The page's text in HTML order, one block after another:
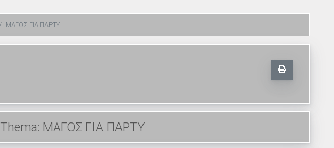
ΜΑΓΟΣ ΓΙΑ ΠΑΡΤΥ
Thema: ΜΑΓΟΣ ΓΙΑ ΠΑΡΤΥ